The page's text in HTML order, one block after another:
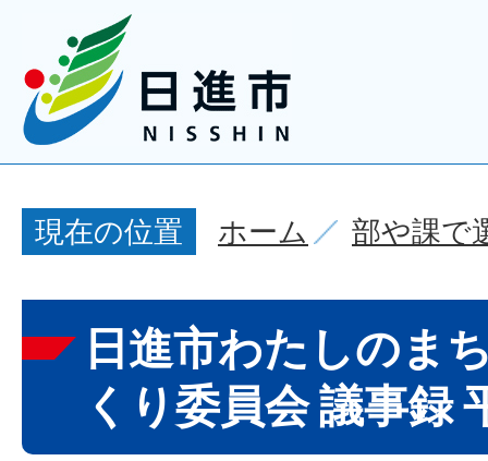
現在の位置 ホーム 部や課で
日進市わたしのま
くり委員会 議事録